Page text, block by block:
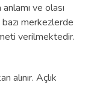
ve olası
bazı merkezlerde
verilmektedir.
alınır. Açlık